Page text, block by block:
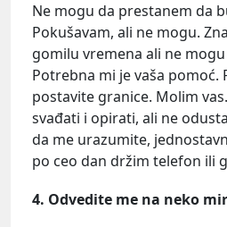
Ne mogu da prestanem da
Pokušavam, ali ne mogu.
gomilu vremena ali ne
Potrebna mi je vaša pomoć.
postavite granice. Molim
svađati i opirati, ali ne
da me urazumite,
po ceo dan držim telefon ili
4. Odvedite me na neko